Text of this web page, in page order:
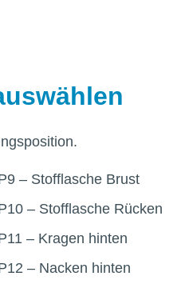
– Stofflasche Brust
– Stofflasche Rücken
– Kragen hinten
– Nacken hinten